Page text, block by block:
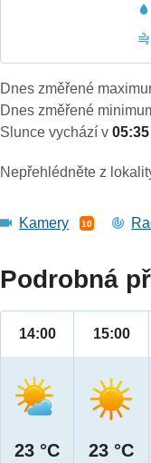
Dnes změřené
Dnes změřené
Slunce vychází v
Nepřehlédněte z
Kamery 10
Podrobná
14:00
23 °C
15:00
23 °C